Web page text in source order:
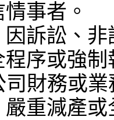
事者。
因訴訟、
程序或強
嚴重減產